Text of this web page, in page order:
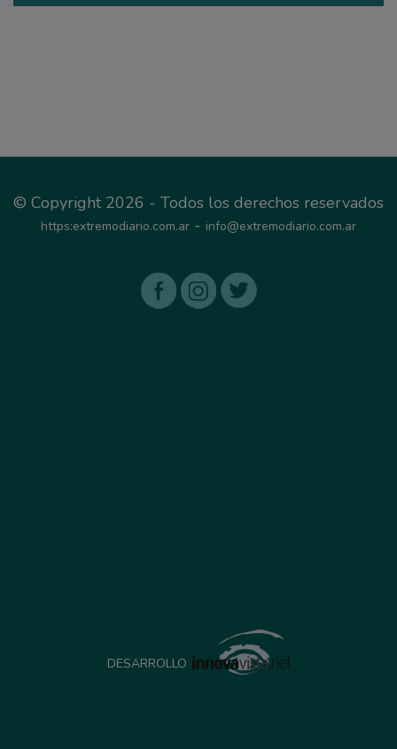
© Copyright 2026 - Todos los derechos reservados
https:extremodiario.com.ar - info@extremodiario.com.ar
DESARROLLO